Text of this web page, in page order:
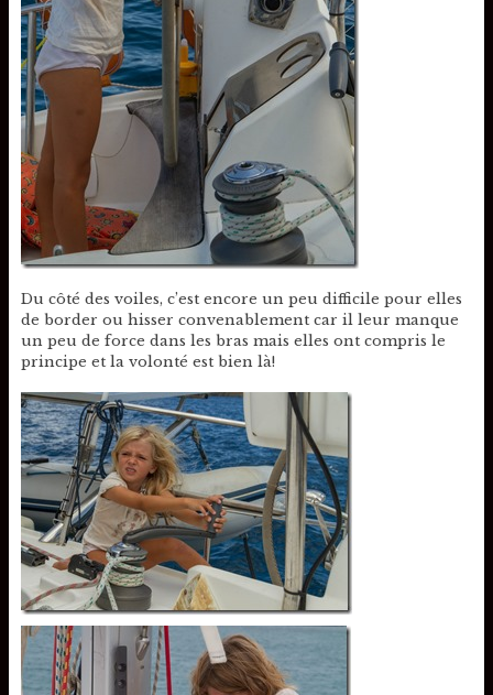
Du côté des voiles, c’est encore un peu difficile pour elles
de border ou hisser convenablement car il leur manque
un peu de force dans les bras mais elles ont compris le
principe et la volonté est bien là!